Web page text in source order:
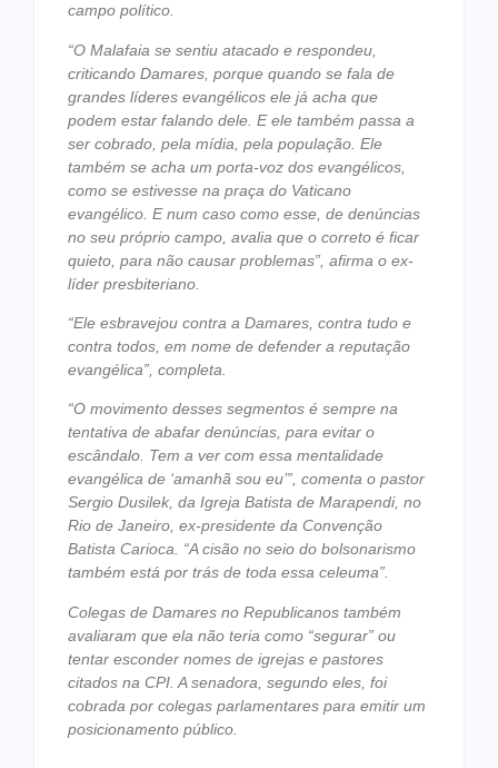
campo político.
“O Malafaia se sentiu atacado e respondeu,
criticando Damares, porque quando se fala de
grandes líderes evangélicos ele já acha que
podem estar falando dele. E ele também passa a
ser cobrado, pela mídia, pela população. Ele
também se acha um porta-voz dos evangélicos,
como se estivesse na praça do Vaticano
evangélico. E num caso como esse, de denúncias
no seu próprio campo, avalia que o correto é ficar
quieto, para não causar problemas”, afirma o ex-
líder presbiteriano.
“Ele esbravejou contra a Damares, contra tudo e
contra todos, em nome de defender a reputação
evangélica”, completa.
“O movimento desses segmentos é sempre na
tentativa de abafar denúncias, para evitar o
escândalo. Tem a ver com essa mentalidade
evangélica de ‘amanhã sou eu’”, comenta o pastor
Sergio Dusilek, da Igreja Batista de Marapendi, no
Rio de Janeiro, ex-presidente da Convenção
Batista Carioca. “A cisão no seio do bolsonarismo
também está por trás de toda essa celeuma”.
Colegas de Damares no Republicanos também
avaliaram que ela não teria como “segurar” ou
tentar esconder nomes de igrejas e pastores
citados na CPI. A senadora, segundo eles, foi
cobrada por colegas parlamentares para emitir um
posicionamento público.